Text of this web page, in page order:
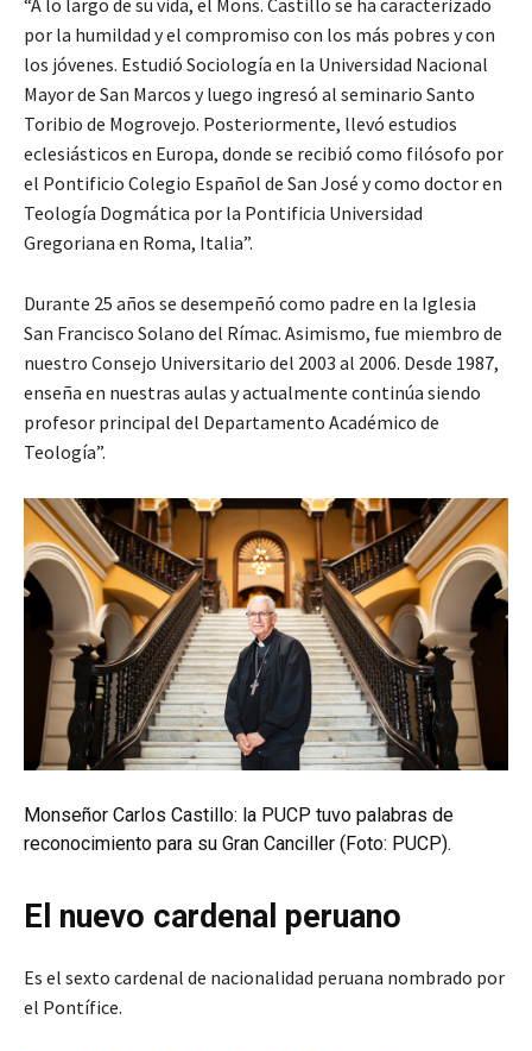
por la humildad y el compromiso con los más pobres y con
los jóvenes. Estudió Sociología en la Universidad Nacional
Mayor de San Marcos y luego ingresó al seminario Santo
Toribio de Mogrovejo. Posteriormente, llevó estudios
eclesiásticos en Europa, donde se recibió como filósofo por
el Pontificio Colegio Español de San José y como doctor en
Teología Dogmática por la Pontificia Universidad
Gregoriana en Roma, Italia”.
Durante 25 años se desempeñó como padre en la Iglesia
San Francisco Solano del Rímac. Asimismo, fue miembro de
nuestro Consejo Universitario del 2003 al 2006. Desde 1987,
enseña en nuestras aulas y actualmente continúa siendo
profesor principal del Departamento Académico de
Teología”.
Monseñor Carlos Castillo: la PUCP tuvo palabras de
reconocimiento para su Gran Canciller (Foto: PUCP).
El nuevo cardenal peruano
Es el sexto cardenal de nacionalidad peruana nombrado por
el Pontífice.